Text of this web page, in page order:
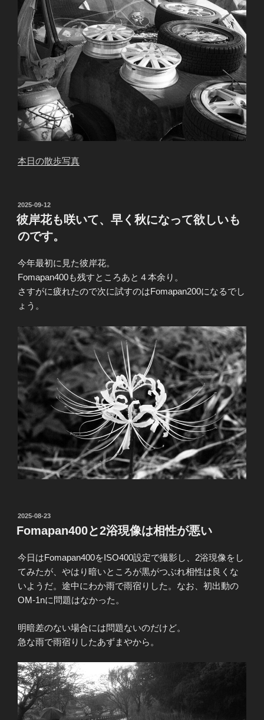
本日の散歩写真
投
稿
日:
2025-09-12
彼岸花も咲いて、早く秋になって欲しいも
のです。
今年最初に見た彼岸花。
Fomapan400も残すところあと４本余り。
さすがに疲れたので次に試すのはFomapan200になるでし
ょう。
投
稿
日:
2025-08-23
Fomapan400と2浴現像は相性が悪い
今日はFomapan400をISO400設定で撮影し、2浴現像をし
てみたが、やはり暗いところが黒がつぶれ相性は良くな
いようだ。途中にわか雨で雨宿りした。なお、初出動の
OM-1nに問題はなかった。
明暗差のない場合には問題ないのだけど。
急な雨で雨宿りしたあずまやから。